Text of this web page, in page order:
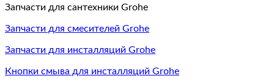
Запчасти для сантехники Grohe
Запчасти для смесителей Grohe
Запчасти для инсталляций Grohe
Кнопки смыва для инсталляций Grohe